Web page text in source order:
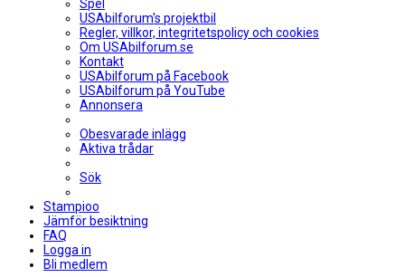
Spel
USAbilforum's projektbil
Regler, villkor, integritetspolicy och cookies
Om USAbilforum.se
Kontakt
USAbilforum på Facebook
USAbilforum på YouTube
Annonsera
Obesvarade inlägg
Aktiva trådar
Sök
Stampioo
Jämför besiktning
FAQ
Logga in
Bli medlem